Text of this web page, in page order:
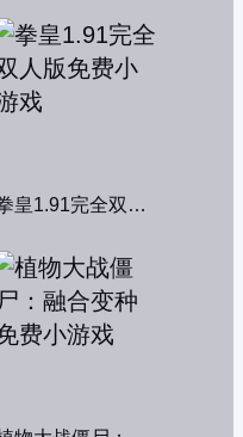
拳皇1.91完全双人版